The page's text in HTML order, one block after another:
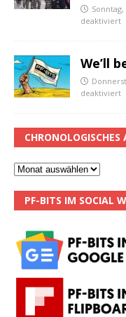
deaktiviert
We’ll
deaktiviert
CHRONOLOGISCHES
PF-BITS IM SOCIAL